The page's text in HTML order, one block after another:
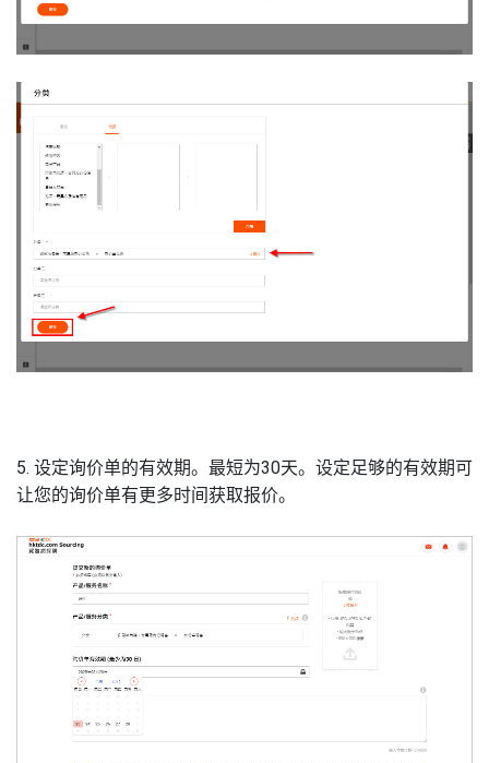
5. 设定询价单的有效期。最短为30天。设定足够的有效期可
让您的询价单有更多时间获取报价。